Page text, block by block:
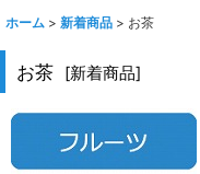
ホーム > 新着商品 > お茶
お茶 [新着商品]